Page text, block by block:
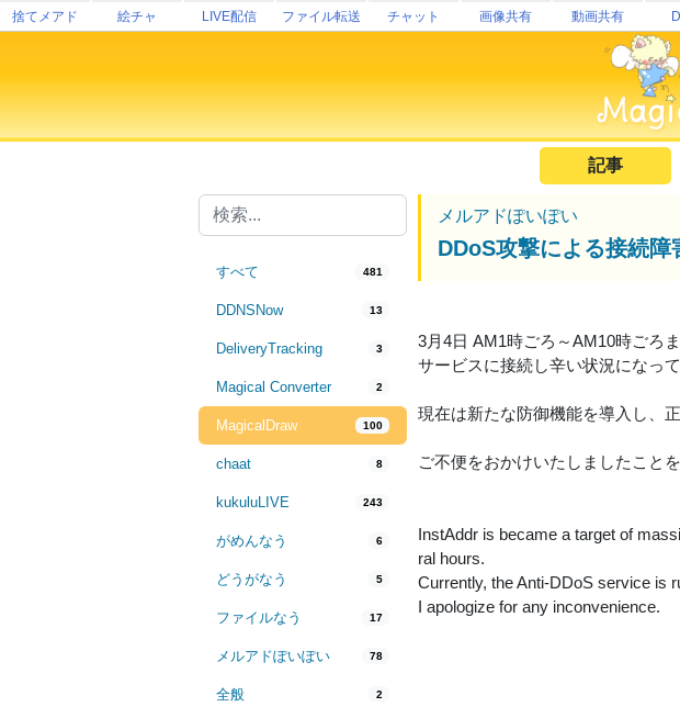
捨てメアド 絵チャ LIVE配信 ファイル転送 チャット 画像共有 動画共有
記事
すべて 481
DDNSNow 13
DeliveryTracking 3
Magical Converter 2
MagicalDraw 100
chaat 8
kukuluLIVE 243
がめんなう 6
どうがなう 5
ファイルなう 17
メルアドぽいぽい 78
全般 2
メルアドぽいぽい
DDoS攻撃による接続障
3月4日 AM1時ごろ～AM10時ごろ
サービスに接続し辛い状況になって
現在は新たな防御機能を導入し、
ご不便をおかけいたしましたこと
InstAddr is became a target of
ral hours.
Currently, the Anti-DDoS service is
I apologize for any inconvenience.